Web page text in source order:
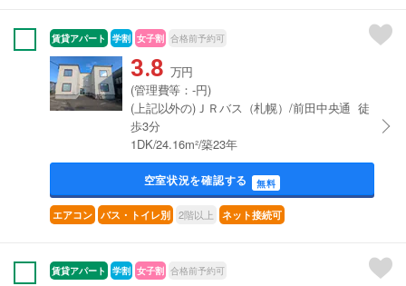
賃貸アパート 学割 女子割 合格前予約可
3.8 万円
(管理費等：-円)
(上記以外の)ＪＲバス（札幌）/前田中央通 徒
歩3分
1DK/24.16m²/築23年
空室状況を確認する 無料
エアコン バス・トイレ別 2階以上 ネット接続可
賃貸アパート 学割 女子割 合格前予約可